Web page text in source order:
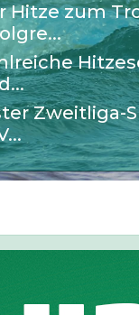
Hitze zum
Zweitliga-